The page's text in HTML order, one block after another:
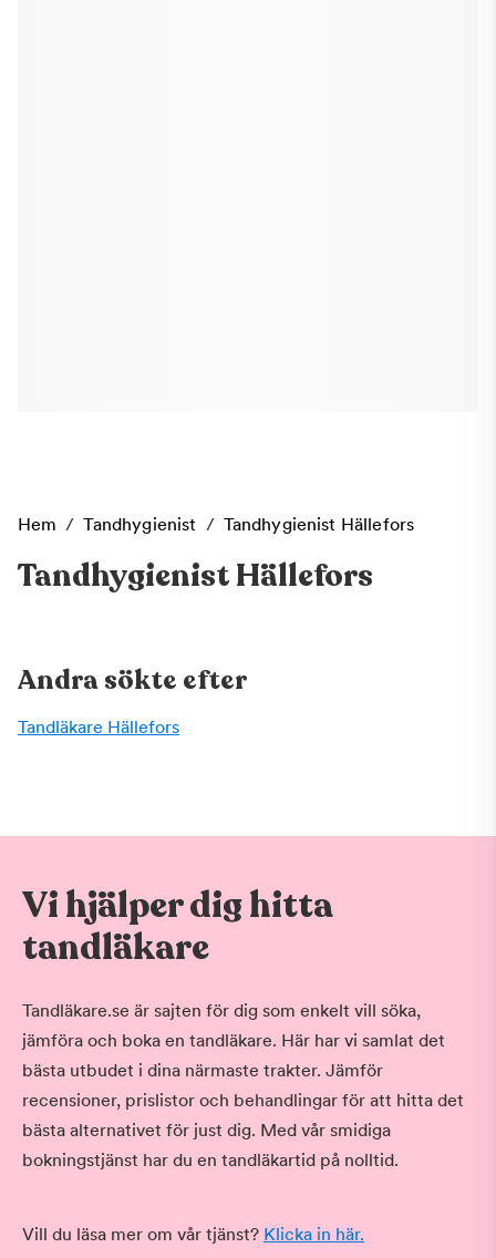
Hem / Tandhygienist / Tandhygienist Hällefors
Tandhygienist Hällefors
Andra sökte efter
Tandläkare Hällefors
Vi hjälper dig hitta
tandläkare
Tandläkare.se är sajten för dig som enkelt vill söka,
jämföra och boka en tandläkare. Här har vi samlat det
bästa utbudet i dina närmaste trakter. Jämför
recensioner, prislistor och behandlingar för att hitta det
bästa alternativet för just dig. Med vår smidiga
bokningstjänst har du en tandläkartid på nolltid.
Vill du läsa mer om vår tjänst? Klicka in här.